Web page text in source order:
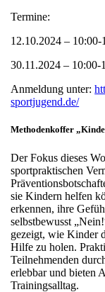
Termine:
12.10.2024 –
30.11.2024 – 10:00-
Anmeldung unter:
sportjugend.de/
Methodenkoffer
Der Fokus dieses
sportpraktischen
sie Kindern helfen
erkennen, ihre
selbstbewusst
gezeigt, wie Kinder
Hilfe zu holen.
Teilnehmenden
erlebbar und bieten
Trainingsalltag.